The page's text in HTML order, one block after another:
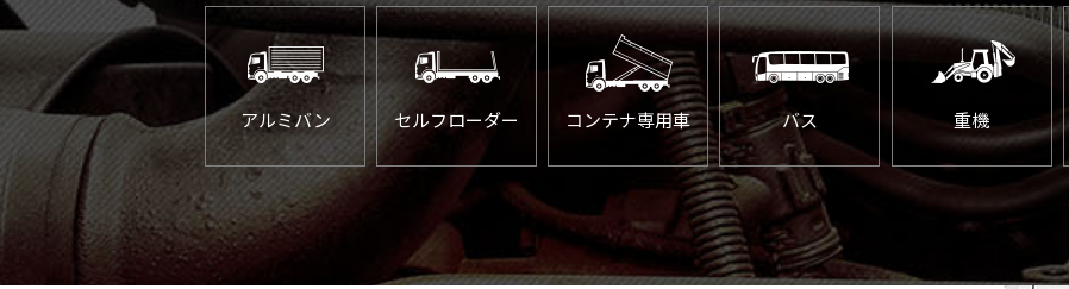
アルミバン セルフローダー コンテナ専用車 バス 重機